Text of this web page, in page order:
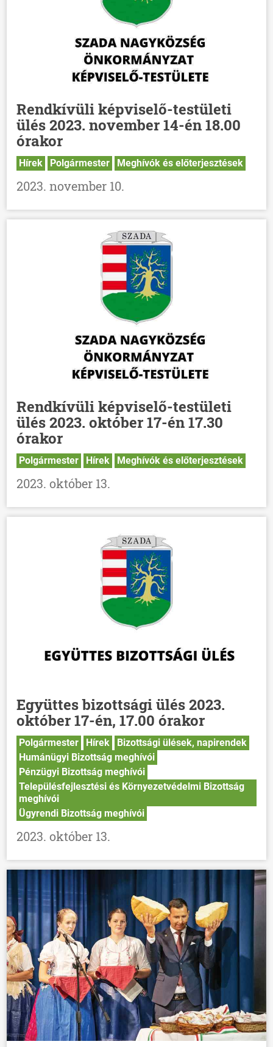
Rendkívüli képviselő-testületi
ülés 2023. november 14-én 18.00
órakor
Hírek Polgármester Meghívók és előterjesztések
2023. november 10.
Rendkívüli képviselő-testületi
ülés 2023. október 17-én 17.30
órakor
Polgármester Hírek Meghívók és előterjesztések
2023. október 13.
Együttes bizottsági ülés 2023.
október 17-én, 17.00 órakor
Polgármester Hírek
Bizottsági ülések, napirendek
Humánügyi Bizottság meghívói
Pénzügyi Bizottság meghívói
Településfejlesztési és Környezetvédelmi Bizottság
meghívói
Ügyrendi Bizottság meghívói
2023. október 13.